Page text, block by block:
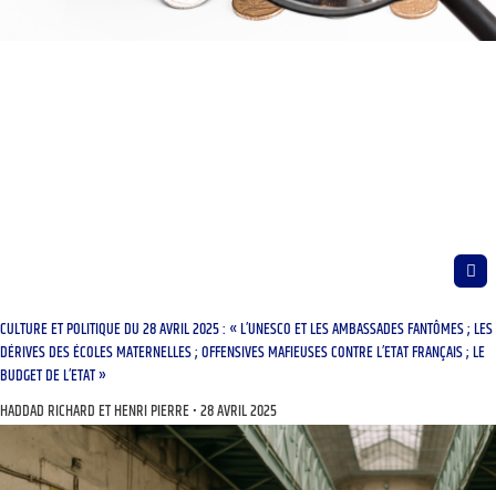
CULTURE ET POLITIQUE DU 28 AVRIL 2025 : « L’UNESCO ET LES AMBASSADES FANTÔMES ; LES
DÉRIVES DES ÉCOLES MATERNELLES ; OFFENSIVES MAFIEUSES CONTRE L’ETAT FRANÇAIS ; LE
BUDGET DE L’ETAT »
HADDAD RICHARD ET HENRI PIERRE 28 AVRIL 2025